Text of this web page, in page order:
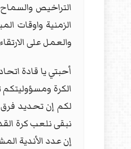
التراخيص
الزمنية واوقات
والعمل على
أحبتي يا قادة
الكرة
لكم إن تحديد
نبقى نلعب كرة
إن عدد الأندية